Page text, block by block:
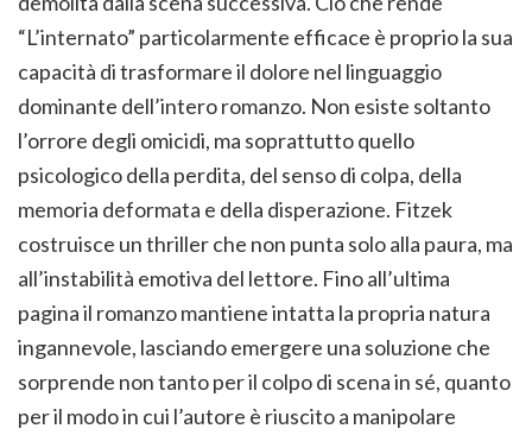
“L’internato” particolarmente efficace è proprio la sua
capacità di trasformare il dolore nel linguaggio
dominante dell’intero romanzo. Non esiste soltanto
l’orrore degli omicidi, ma soprattutto quello
psicologico della perdita, del senso di colpa, della
memoria deformata e della disperazione. Fitzek
costruisce un thriller che non punta solo alla paura, ma
all’instabilità emotiva del lettore. Fino all’ultima
pagina il romanzo mantiene intatta la propria natura
ingannevole, lasciando emergere una soluzione che
sorprende non tanto per il colpo di scena in sé, quanto
per il modo in cui l’autore è riuscito a manipolare